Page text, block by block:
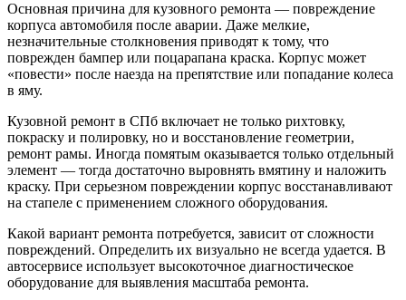
Основная причина для кузовного ремонта — повреждение
корпуса автомобиля после аварии. Даже мелкие,
незначительные столкновения приводят к тому, что
поврежден бампер или поцарапана краска. Корпус может
«повести» после наезда на препятствие или попадание колеса
в яму.
Кузовной ремонт в СПб включает не только рихтовку,
покраску и полировку, но и восстановление геометрии,
ремонт рамы. Иногда помятым оказывается только отдельный
элемент — тогда достаточно выровнять вмятину и наложить
краску. При серьезном повреждении корпус восстанавливают
на стапеле с применением сложного оборудования.
Какой вариант ремонта потребуется, зависит от сложности
повреждений. Определить их визуально не всегда удается. В
автосервисе использует высокоточное диагностическое
оборудование для выявления масштаба ремонта.